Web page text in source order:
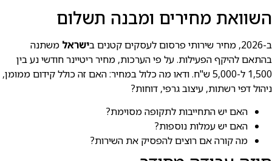
השוואת מחירים ומבנה תשלום
ב-2026, מחיר שירותי פרסום לעסקים קטנים ב ישראל משתנה
בהתאם להיקף הפעילות. על פי הערכות, מחיר ריטיינר חודשי נע בין
1,500 ל-5,000 ש"ח. ודאו מה כלול במחיר: האם זה כולל קידום ממומן,
ניהול דפי רשתות, עיצוב גרפי, דוחות?
האם יש התחייבות לתקופה מסוימת?
האם יש עמלות נוספות?
מה קורה אם רוצים להפסיק את השירות?